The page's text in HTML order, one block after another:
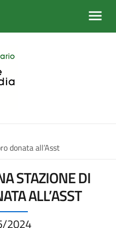
donata all’Asst
STAZIONE DI
ALL’ASST
2024